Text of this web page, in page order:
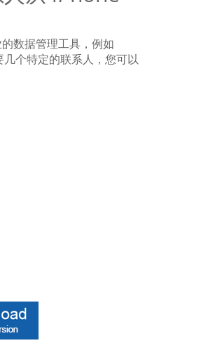
数据管理工具，例如
个特定的​​联系人，您可以